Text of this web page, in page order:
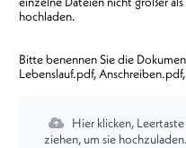
hochladen.
Bitte benennen Sie die
Lebenslauf.pdf,
Hier klicken,
ziehen, um sie hochzuladen.